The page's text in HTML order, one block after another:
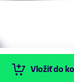
Vložiť do